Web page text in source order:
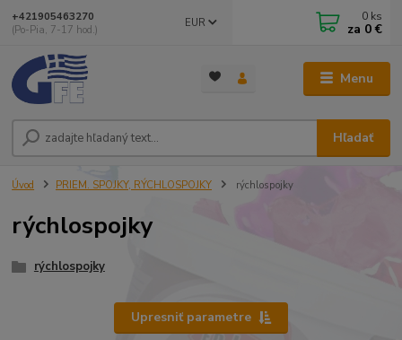
Menu
EUR
Hľadať
+421905463270
(Po-Pia, 7-17 hod.)
0 ks
za 0 €
Úvod PRIEM. SPOJKY, RÝCHLOSPOJKY rýchlospojky
rýchlospojky
rýchlospojky
Upresniť parametre